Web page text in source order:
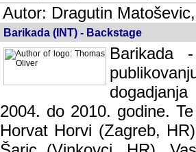
Autor: Dragutin
Barikada (INT) - Backstage
Barikada
2004. do 2010. godine.
Horvat Horvi (Zagreb,